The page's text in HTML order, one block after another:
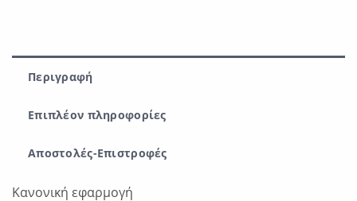
Περιγραφή
Επιπλέον πληροφορίες
Αποστολές-Επιστροφές
Κανονική εφαρμογή